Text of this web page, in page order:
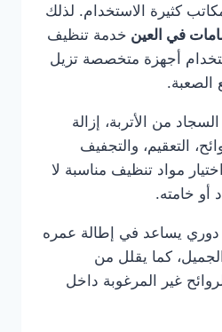
كثيرة الاستخدام. لذلك
في العين خدمة تنظيف
أجهزة متخصصة تزيل
الصعبة.
من الأتربة، إزالة
التعقيم، والتجفيف
مواد تنظيف مناسبة لا
أو خامته.
يساعد في إطالة عمره
كما يقلل من
غير المرغوبة داخل